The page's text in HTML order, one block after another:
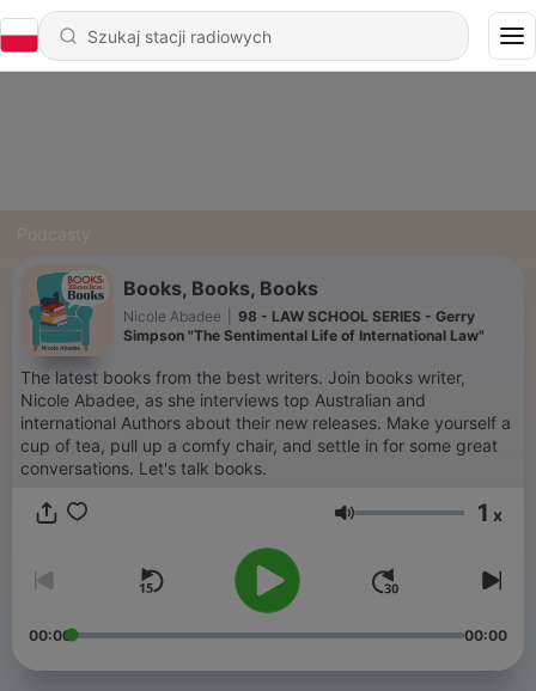
Books, Books, Books
Nicole Abadee
98 - LAW SCHOOL SERIES - Gerry
Simpson "The Sentimental Life of International Law"
The latest books from the best writers. Join books writer,
Nicole Abadee, as she interviews top Australian and
international Authors about their new releases. Make yourself a
cup of tea, pull up a comfy chair, and settle in for some great
conversations. Let's talk books.
Głośność 1 x
00:00 00:00